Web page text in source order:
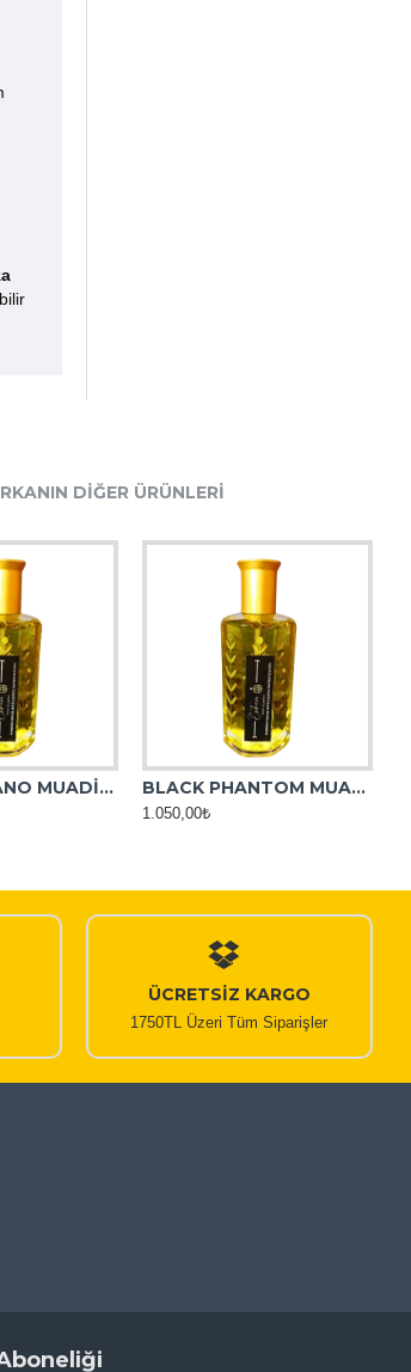
DIĞER ÜRÜNLERI
BLACK AFGANO MUADİL ESANS BLACK PHANTOM MUADİL ESANS
1.050,00₺
ÜCRETSİZ KARGO
1750TL Üzeri Tüm Siparişler